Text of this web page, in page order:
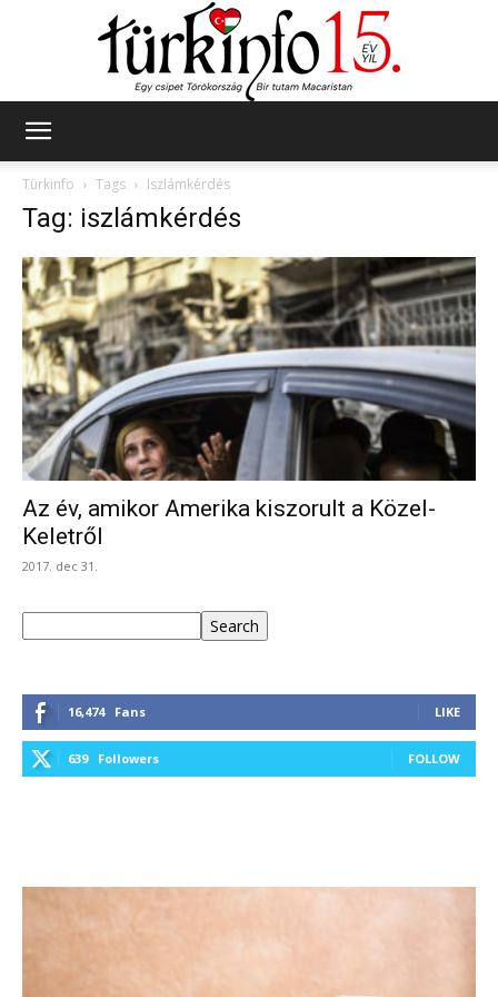
Türkinfo
Tags Iszlámkérdés
Tag: iszlámkérdés
Az év, amikor Amerika kiszorult a Közel-
Keletről
2017. dec 31.
Search
16,474 Fans LIKE
639 Followers FOLLOW